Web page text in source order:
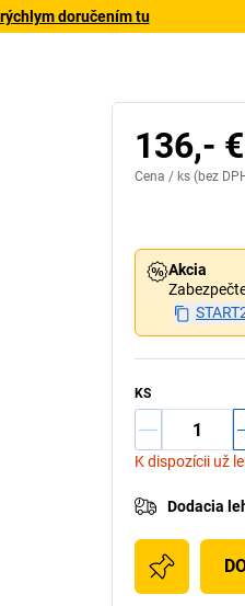
doručením tu
136,- €
Cena / ks (bez
Akcia
KS
K dispozícii už
Dodacia